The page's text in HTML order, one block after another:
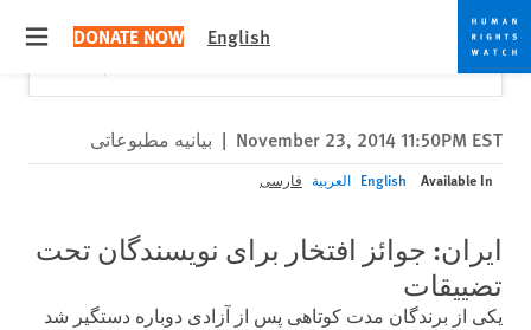
Skip
to
cookie
privacy
notice
Skip
to
main
content
English
DONATE NOW
Would you like to read this page in English?
Close
November 23, 2014 11:50PM EST
| بیانیه مطبوعاتی
Available In
English العربية فارسی
ایران: جوائز افتخار برای نویسندگان تحت
تضییقات
یکی از برندگان مدت کوتاهی پس از آزادی دوباره دستگیر شد